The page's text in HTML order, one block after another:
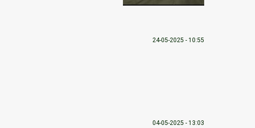
24-05-2025 - 10:55
04-05-2025 - 13:03